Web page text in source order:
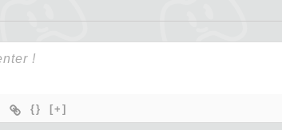
{} [+]